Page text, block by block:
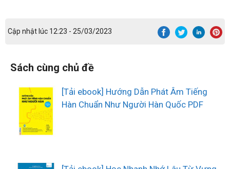
Cập nhật lúc 12:23 - 25/03/2023
Sách cùng chủ đề
[Tải ebook] Hướng Dẫn Phát Âm Tiếng
Hàn Chuẩn Như Người Hàn Quốc PDF